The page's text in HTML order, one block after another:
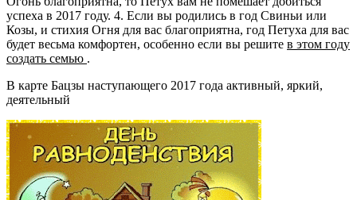
успеха в 2017 году. 4. Если вы родились в год Свиньи или
Козы, и стихия Огня для вас благоприятна, год Петуха для вас
будет весьма комфортен, особенно если вы решите в этом году
создать семью .
В карте Бацзы наступающего 2017 года активный, яркий,
деятельный